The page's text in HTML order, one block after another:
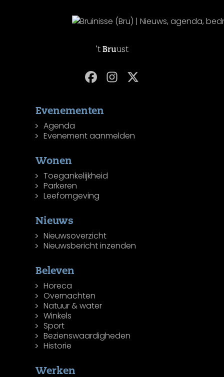
't Bruust
Evenementen
Agenda
Evenement aanmelden
Wonen
Toegankelijkheid
Parkeren
Leefomgeving
Nieuws
Nieuwsoverzicht
Nieuwsbericht inzenden
Beleven
Horeca
Overnachten
Natuur & water
Winkels
Sport
Bezienswaardigheden
Historie
Werken